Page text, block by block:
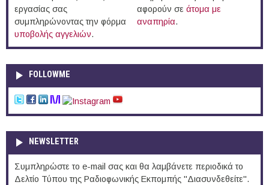
εργασίας σας
συμπληρώνοντας την φόρμα
υποβολής αγγελιών.
αφορούν σε άτομα με
αναπηρία.
FOLLOWME
NEWSLETTER
Συμπληρώστε το e-mail σας και θα λαμβάνετε περιοδικά το
Δελτίο Τύπου της Ραδιοφωνικής Εκπομπής "Διασυνδεθείτε".